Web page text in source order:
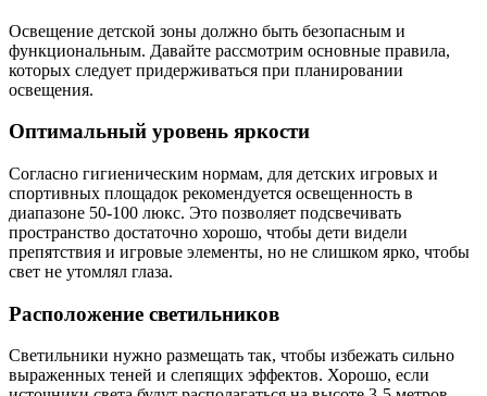
Освещение детской зоны должно быть безопасным и
функциональным. Давайте рассмотрим основные правила,
которых следует придерживаться при планировании
освещения.
Оптимальный уровень яркости
Согласно гигиеническим нормам, для детских игровых и
спортивных площадок рекомендуется освещенность в
диапазоне 50-100 люкс. Это позволяет подсвечивать
пространство достаточно хорошо, чтобы дети видели
препятствия и игровые элементы, но не слишком ярко, чтобы
свет не утомлял глаза.
Расположение светильников
Светильники нужно размещать так, чтобы избежать сильно
выраженных теней и слепящих эффектов. Хорошо, если